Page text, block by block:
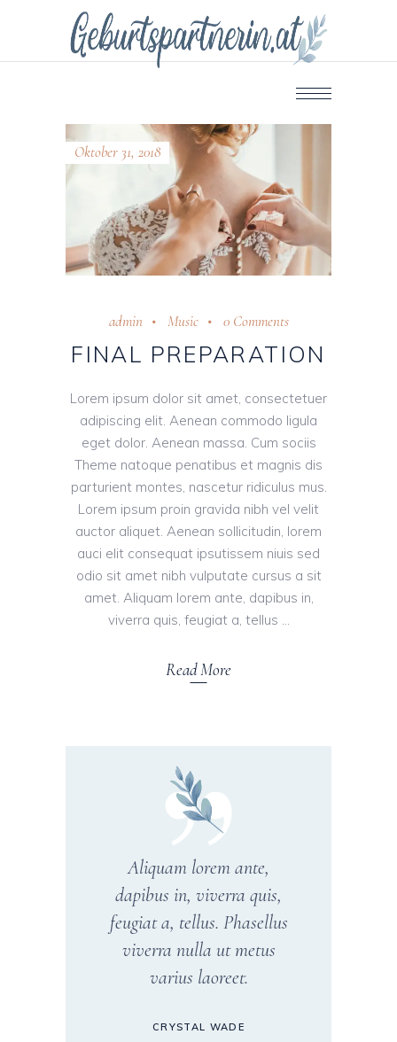
Oktober 31, 2018
admin Music 0 Comments
FINAL PREPARATION
Lorem ipsum dolor sit amet, consectetuer
adipiscing elit. Aenean commodo ligula
eget dolor. Aenean massa. Cum sociis
Theme natoque penatibus et magnis dis
parturient montes, nascetur ridiculus mus.
Lorem ipsum proin gravida nibh vel velit
auctor aliquet. Aenean sollicitudin, lorem
auci elit consequat ipsutissem niuis sed
odio sit amet nibh vulputate cursus a sit
amet. Aliquam lorem ante, dapibus in,
viverra quis, feugiat a, tellus
Read More
Aliquam lorem ante,
dapibus in, viverra quis,
feugiat a, tellus. Phasellus
viverra nulla ut metus
varius laoreet.
CRYSTAL WADE